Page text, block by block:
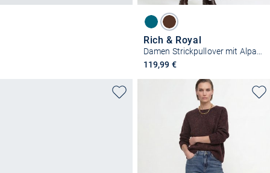
Rich & Royal
Damen Strickpullover mit Alpakaanteil
119,99 €